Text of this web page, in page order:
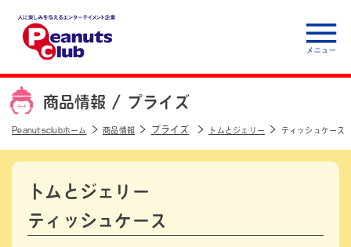
人に楽しみを与えるエ
ンターテイメント企
業 Peanuts club
商品情報 / プライズ
Peanutsclubホーム 商品情報 プライズ トムとジェリー ティッシュケース
トムとジェリー
ティッシュケース